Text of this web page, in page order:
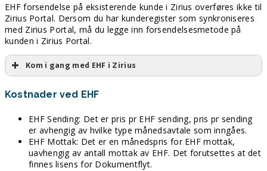
EHF forsendelse på eksisterende kunde i Zirius overføres ikke til
Zirius Portal. Dersom du har kunderegister som synkroniseres
med Zirius Portal, må du legge inn forsendelsesmetode på
kunden i Zirius Portal.
Kom i gang med EHF i Zirius
Kostnader ved EHF
EHF Sending: Det er pris pr EHF sending, pris pr sending
er avhengig av hvilke type månedsavtale som inngåes.
EHF Mottak: Det er en månedspris for EHF mottak,
uavhengig av antall mottak av EHF. Det forutsettes at det
finnes lisens for Dokumentflyt.